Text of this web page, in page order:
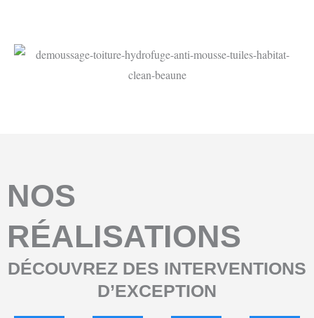
NOS
RÉALISATIONS
DÉCOUVREZ DES INTERVENTIONS
D’EXCEPTION